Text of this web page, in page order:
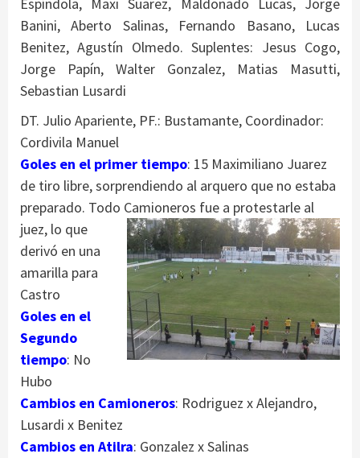
Espíndola, Maxi Suarez, Maldonado Lucas, Jorge
Banini, Aberto Salinas, Fernando Basano, Lucas
Benitez, Agustín Olmedo. Suplentes: Jesus Cogo,
Jorge Papín, Walter Gonzalez, Matias Masutti,
Sebastian Lusardi
DT. Julio Apariente, PF.: Bustamante, Coordinador:
Cordivila Manuel
Goles en el primer tiempo: 15 Maximiliano Juarez
de tiro libre, sorprendiendo al arquero que no estaba
preparado. Todo Camioneros fue a protestarle al
juez, lo que
derivó en una
amarilla para
Castro
Goles en el
Segundo
tiempo: No
Hubo
Cambios en Camioneros: Rodriguez x Alejandro,
Lusardi x Benitez
Cambios en Atilra: Gonzalez x Salinas